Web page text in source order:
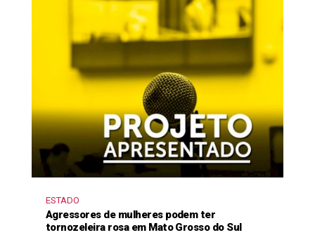
ESTADO
Agressores de mulheres podem ter
tornozeleira rosa em Mato Grosso do Sul